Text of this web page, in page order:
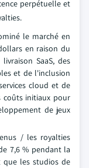
perpétuelle et
le marché en
en raison du
SaaS, des
et de l'inclusion
cloud et de
coûts initiaux pour
de jeux
/ les royalties
7,6 % pendant la
que les studios de